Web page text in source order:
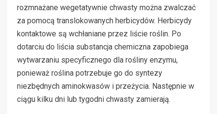
rozmnażane wegetatywnie chwasty można zwalczać
za pomocą translokowanych herbicydów. Herbicydy
kontaktowe są wchłaniane przez liście roślin. Po
dotarciu do liścia substancja chemiczna zapobiega
wytwarzaniu specyficznego dla rośliny enzymu,
ponieważ roślina potrzebuje go do syntezy
niezbędnych aminokwasów i przeżycia. Następnie w
ciągu kilku dni lub tygodni chwasty zamierają.